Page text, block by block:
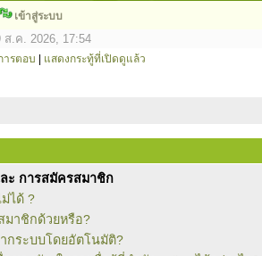
เข้าสู่ระบบ
ส.ค. 2026, 17:54
ารตอบ แสดงกระทู้ที่เปิดดูแล้ว
ะ การสมัครสมาชิก
ได้ ?
มาชิกด้วยหรือ?
กระบบโดยอัตโนมัติ?